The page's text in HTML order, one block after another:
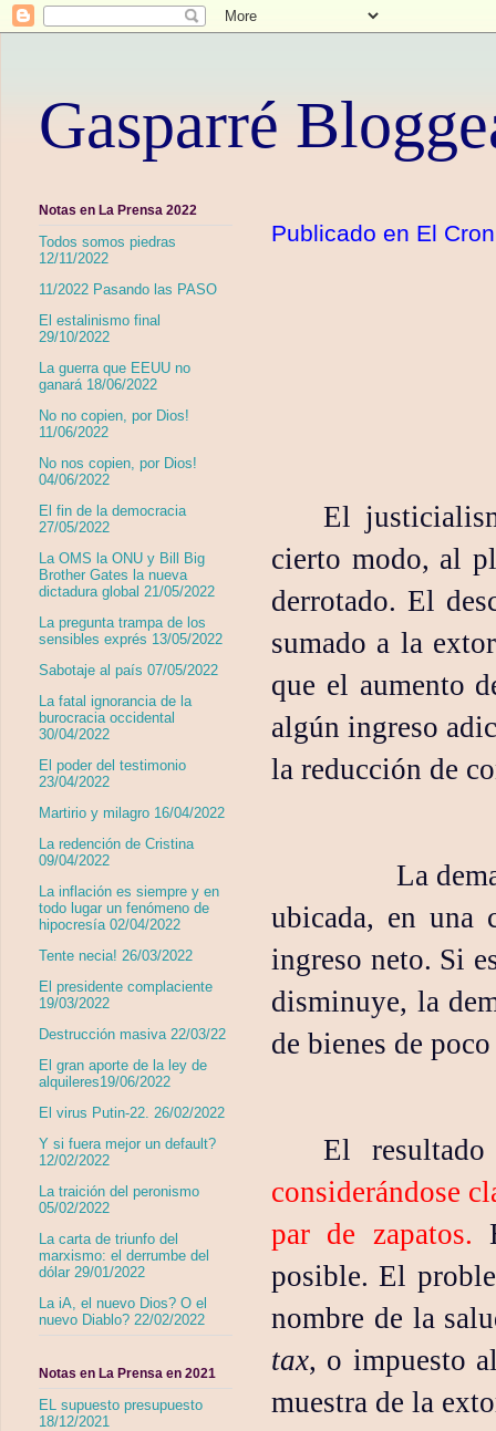
Gasparré
Publicado en El
El
cierto modo, al
derrotado. El
sumado a la
que el aumento
algún ingreso
la reducción de
La
ubicada, en una
ingreso neto. Si
disminuye, la
de bienes de
El
considerándose
par de zapatos.
posible. El
nombre de la
tax, o impuesto
muestra de la
Notas en La Prensa 2022
Todos somos piedras
12/11/2022
11/2022 Pasando las PASO
El estalinismo final
29/10/2022
La guerra que EEUU no
ganará 18/06/2022
No no copien, por Dios!
11/06/2022
No nos copien, por Dios!
04/06/2022
El fin de la democracia
27/05/2022
La OMS la ONU y Bill Big
Brother Gates la nueva
dictadura global 21/05/2022
La pregunta trampa de los
sensibles exprés 13/05/2022
Sabotaje al país 07/05/2022
La fatal ignorancia de la
burocracia occidental
30/04/2022
El poder del testimonio
23/04/2022
Martirio y milagro 16/04/2022
La redención de Cristina
09/04/2022
La inflación es siempre y en
todo lugar un fenómeno de
hipocresía 02/04/2022
Tente necia! 26/03/2022
El presidente complaciente
19/03/2022
Destrucción masiva 22/03/22
El gran aporte de la ley de
alquileres19/06/2022
El virus Putin-22. 26/02/2022
Y si fuera mejor un default?
12/02/2022
La traición del peronismo
05/02/2022
La carta de triunfo del
marxismo: el derrumbe del
dólar 29/01/2022
La iA, el nuevo Dios? O el
nuevo Diablo? 22/02/2022
Notas en La Prensa en 2021
EL supuesto presupuesto
18/12/2021